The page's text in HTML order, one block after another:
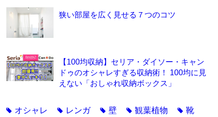
狭い部屋を広く見せる７つのコツ
【100均収納】セリア・ダイソー・キャン
ドゥのオシャレすぎる収納術！ 100均に見
えない「おしゃれ収納ボックス」
tag オシャレ tag レンガ tag壁 tag観葉植物 tag靴